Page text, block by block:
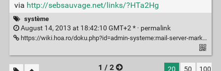
via http://sebsauvage.net/links/?HTa2Hg
système
August 14, 2013 at 18:42:10 GMT+2 * · permalink
https://wiki.hoa.ro/doku.php?id=admin-systeme:mail-server-marked-as-spam-google
1 / 2 20 50 100